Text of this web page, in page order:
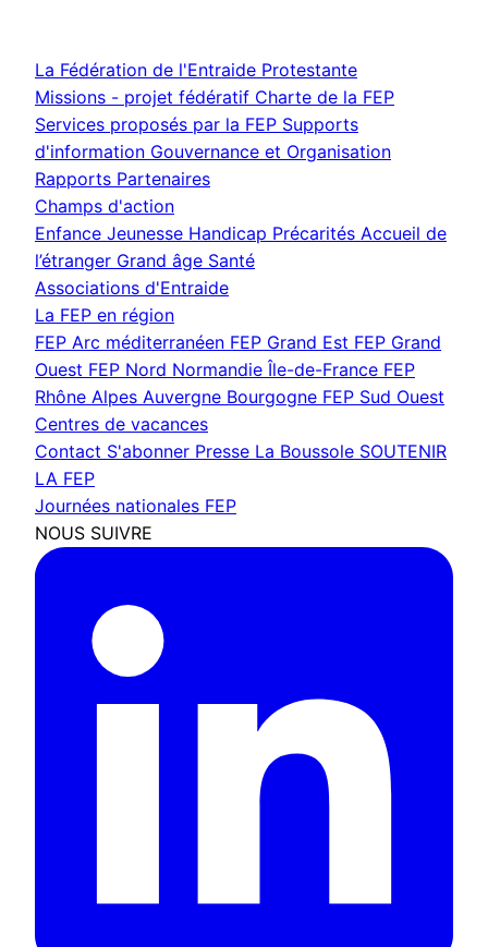
La Fédération de l'Entraide Protestante
Missions - projet fédératif Charte de la FEP
Services proposés par la FEP Supports
d'information Gouvernance et Organisation
Rapports Partenaires
Champs d'action
Enfance Jeunesse Handicap Précarités Accueil de
l’étranger Grand âge Santé
Associations d'Entraide
La FEP en région
FEP Arc méditerranéen FEP Grand Est FEP Grand
Ouest FEP Nord Normandie Île-de-France FEP
Rhône Alpes Auvergne Bourgogne FEP Sud Ouest
Centres de vacances
Contact S'abonner Presse La Boussole SOUTENIR
LA FEP
Journées nationales FEP
NOUS SUIVRE